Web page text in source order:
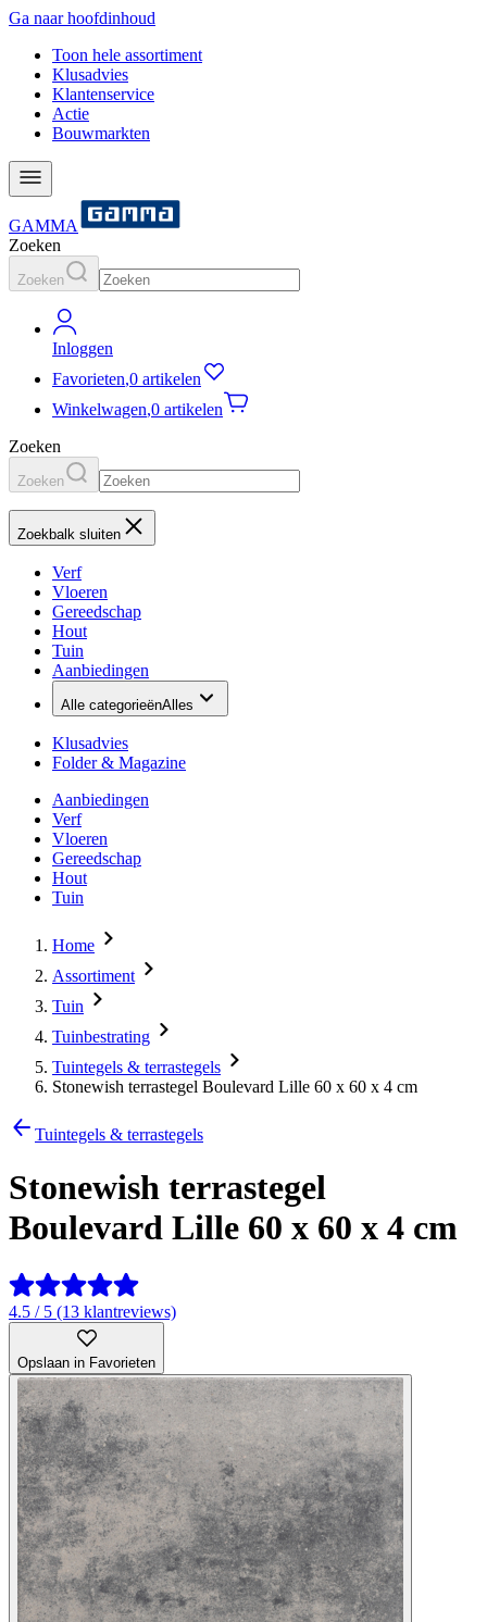
Ga naar hoofdinhoud
Toon hele assortiment
Klusadvies
Klantenservice
Actie
Bouwmarkten
GAMMA
Zoeken
Zoeken
Inloggen
Favorieten,0 artikelen
Winkelwagen,0 artikelen
Zoeken
Zoeken
Zoekbalk sluiten
Verf
Vloeren
Gereedschap
Hout
Tuin
Aanbiedingen
Alle categorieënAlles
Klusadvies
Folder & Magazine
Aanbiedingen
Verf
Vloeren
Gereedschap
Hout
Tuin
Home
Assortiment
Tuin
Tuinbestrating
Tuintegels & terrastegels
Stonewish terrastegel Boulevard Lille 60 x 60 x 4 cm
Tuintegels & terrastegels
Stonewish terrastegel
Boulevard Lille 60 x 60 x 4 cm
4.5 / 5 (13 klantreviews)
Opslaan in Favorieten